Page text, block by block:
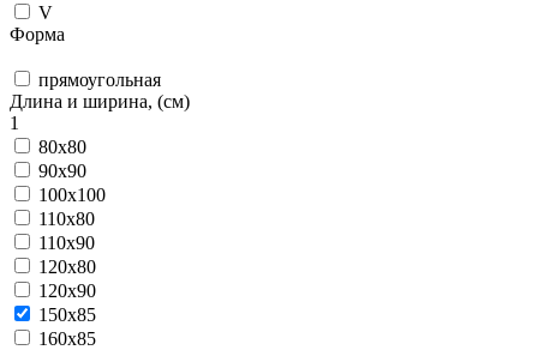
V
Форма
прямоугольная
Длина и ширина, (см)
1
80x80
90x90
100x100
110x80
110x90
120x80
120x90
150x85
160x85